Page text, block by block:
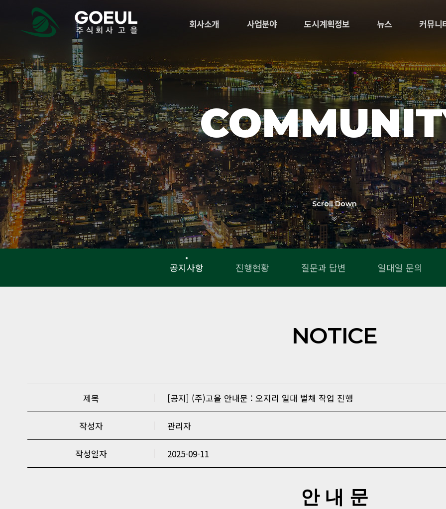
logo
뉴
회사소개 사업분야 도시계획정보 뉴스 커뮤니
Scroll Down
공지사항 진행현황 질문과 답변 일대일 문의
NOTICE
제목 [공지] (주)고을 안내문 : 오지리 일대 벌채 작업 진행
작성자 관리자
작성일자 2025-09-11
안 내 문